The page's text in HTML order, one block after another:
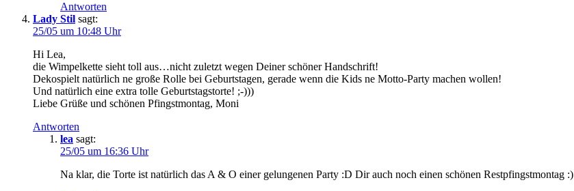
Antworten
Lady Stil sagt:
25/05 um 10:48 Uhr
Hi Lea,
die Wimpelkette sieht toll aus…nicht zuletzt wegen Deiner schöner Handschrift!
Dekospielt natürlich ne große Rolle bei Geburtstagen, gerade wenn die Kids ne Motto-Party machen wollen!
Und natürlich eine extra tolle Geburtstagstorte! ;-)))
Liebe Grüße und schönen Pfingstmontag, Moni
Antworten
lea sagt:
25/05 um 16:36 Uhr
Na klar, die Torte ist natürlich das A & O einer gelungenen Party :D Dir auch noch einen schönen Restpfingstmontag :)